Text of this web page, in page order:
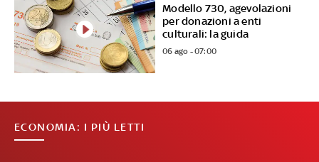
Modello 730, agevolazioni
per donazioni a enti
culturali: la guida
06 ago - 07:00
ECONOMIA: I PIÙ LETTI